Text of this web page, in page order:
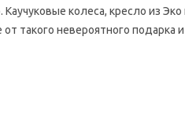
колеса, кресло из
такого невероятного подарка